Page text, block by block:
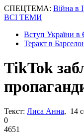
СПЕЦТЕМА: Війна в
ВСІ ТЕМИ
Вступ України в
Теракт в
TikTok
Текст: Лиса Анна, 14
0
4651